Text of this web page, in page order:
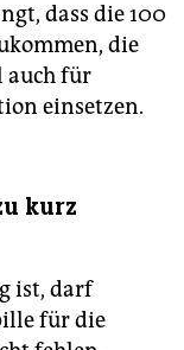
dass die 100
die
auch für
einsetzen.
kurz
ist, darf
für die